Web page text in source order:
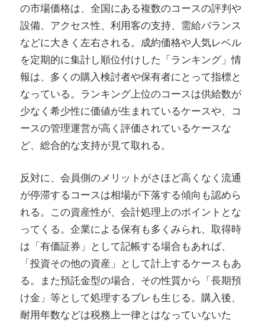
の市場価格は、全国にある複数のコースの評判や
設備、アクセス性、利用客の支持、需給バランス
などに大きく左右される。成約価格や人気レベル
を定期的に集計し順位付けした「ランキング」情
報は、多くの購入検討者や保有者にとって指標と
なっている。ランキング上位のコースは供給数が
少なく希少性に価値が生まれているケースや、コ
ースの管理運営が高く評価されているケースな
ど、総合的な支持が見て取れる。
反対に、会員側のメリットがさほど高くなく流通
が停滞するコースは相場が下落する傾向も認めら
れる。この資産性が、会計処理上のポイントとな
ってくる。企業による保有も多くみられ、取得時
は「有価証券」として記帳する場合もあれば、
「投資その他の資産」として計上するケースもあ
る。また預託金型の場合、その性質から「長期預
け金」等として処理するブレも生じる。購入後、
耐用年数などは税務上一律とはなっていないた